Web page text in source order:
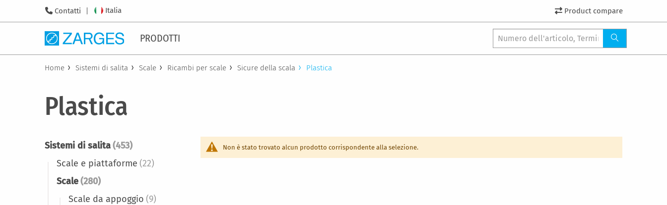
Contatti Italia Product compare
PRODOTTI
Home Sistemi di salita Scale Ricambi per scale Sicure della scala Plastica
Plastica
Non è stato trovato alcun prodotto corrispondente alla selezione.
Sistemi di salita(453)
Scale e piattaforme (22)
Scale(280)
Scale da appoggio (9)